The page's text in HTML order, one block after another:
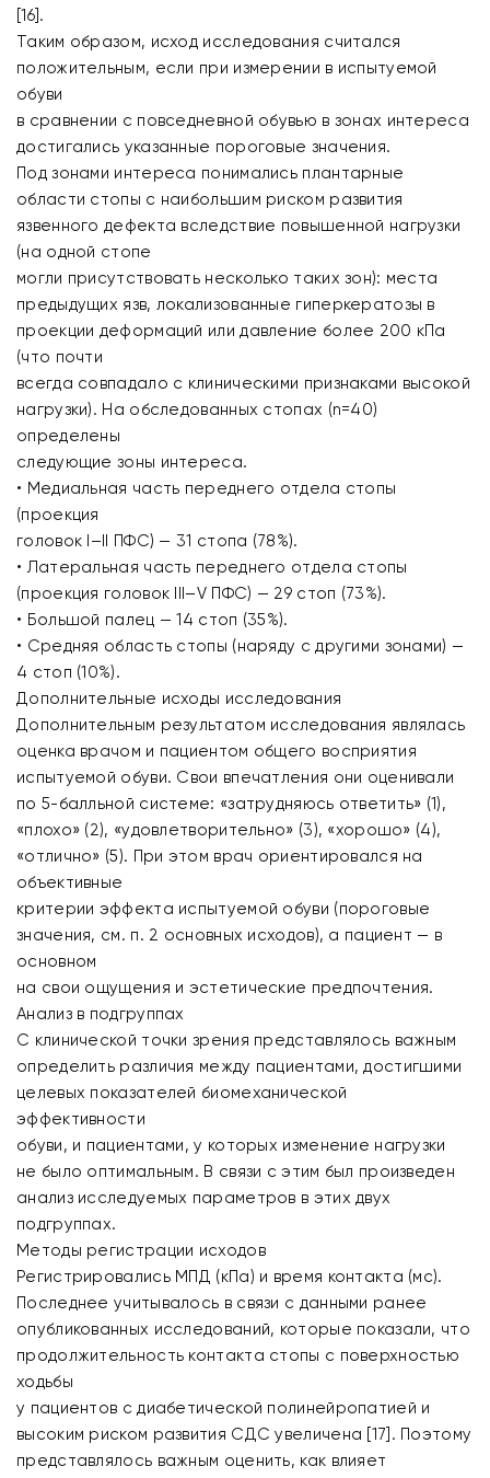
[16].
Таким образом, исход исследования считался
положительным, если при измерении в испытуемой
обуви
в сравнении с повседневной обувью в зонах интереса
достигались указанные пороговые значения.
Под зонами интереса понимались плантарные
области стопы с наибольшим риском развития
язвенного дефекта вследствие повышенной нагрузки
(на одной стопе
могли присутствовать несколько таких зон): места
предыдущих язв, локализованные гиперкератозы в
проекции деформаций или давление более 200 кПа
(что почти
всегда совпадало с клиническими признаками высокой
нагрузки). На обследованных стопах (n=40)
определены
следующие зоны интереса.
• Медиальная часть переднего отдела стопы
(проекция
головок I–II ПФС) — 31 стопа (78%).
• Латеральная часть переднего отдела стопы
(проекция головок III–V ПФС) — 29 стоп (73%).
• Большой палец — 14 стоп (35%).
• Средняя область стопы (наряду с другими зонами) —
4 стоп (10%).
Дополнительные исходы исследования
Дополнительным результатом исследования являлась
оценка врачом и пациентом общего восприятия
испытуемой обуви. Свои впечатления они оценивали
по 5-балльной системе: «затрудняюсь ответить» (1),
«плохо» (2), «удовлетворительно» (3), «хорошо» (4),
«отлично» (5). При этом врач ориентировался на
объективные
критерии эффекта испытуемой обуви (пороговые
значения, см. п. 2 основных исходов), а пациент — в
основном
на свои ощущения и эстетические предпочтения.
Анализ в подгруппах
С клинической точки зрения представлялось важным
определить различия между пациентами, достигшими
целевых показателей биомеханической
эффективности
обуви, и пациентами, у которых изменение нагрузки
не было оптимальным. В связи с этим был произведен
анализ исследуемых параметров в этих двух
подгруппах.
Методы регистрации исходов
Регистрировались МПД (кПа) и время контакта (мс).
Последнее учитывалось в связи с данными ранее
опубликованных исследований, которые показали, что
продолжительность контакта стопы с поверхностью
ходьбы
у пациентов с диабетической полинейропатией и
высоким риском развития СДС увеличена [17]. Поэтому
представлялось важным оценить, как влияет